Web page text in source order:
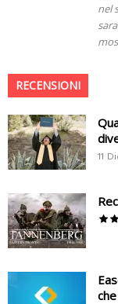
nel
RECENSIONI
11